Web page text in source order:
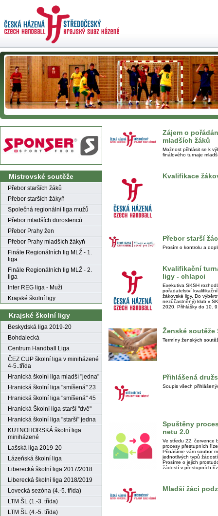
Mistrovské soutěže
Přebor starších žáků
Přebor starších žákyň
Společná regionální liga mužů
Přebor mladších dorostenců
Přebor Prahy žen
Přebor Prahy mladších žákyň
Finále Regionálních lig MLŽ - 1.
liga
Finále Regionálních lig MLŽ - 2.
liga
Inter REG liga - Muži
Krajské školní ligy
Krajské školní ligy
Beskydská liga 2019-20
Bohdalecká
Centrum Handball Liga
ČEZ CUP školní liga v miniházené
4-5..třída
Hranická školní liga mladší "jedna"
Hranická školní liga "smíšená" 23
Hranická školní liga "smíšená" 45
Hranická Školní liga starší "dvě"
Hranická školní liga "starší" jedna
KUTNOHORSKÁ školní liga
miniházené
Lašská liga 2019-20
Lázeňská školní liga
Liberecká školní liga 2017/2018
Liberecká školní liga 2018/2019
Lovecká sezóna (4.-5. třída)
LTM ŠL (1.-3. třída)
LTM ŠL (4.-5. třída)
Zájem o
mladších žáků
Možnost přihlásit se k
finálového turnaje
Kvalifikace
Přebor starší
Prosím o kontrolu a
Kvalifikační
ligy - chlapci
Exekutiva SKSH
pořadatelství
žákovské ligy. Do
nezůčastněný) klub v
2020. Přihlášky do 10.
Ženské soutěže
Termíny ženských
Přihlášená
Soupis všech
Spuštěny
netu 2.0
Ve středu 22. července
procesy přestupních
Přinášíme vám soubor
jednotlivých typů
Prosíme o jejich
žádostí v přestupních
Mladší žáci